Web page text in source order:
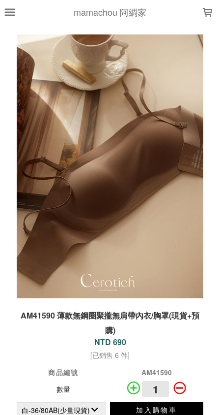
mamachou 阿綢家
AM41590 薄款無鋼圈聚攏無肩帶內衣/胸罩(現貨+預
購)
NTD 690
[已銷售 6 件]
商品編號
AM41590
數量
加入購物車